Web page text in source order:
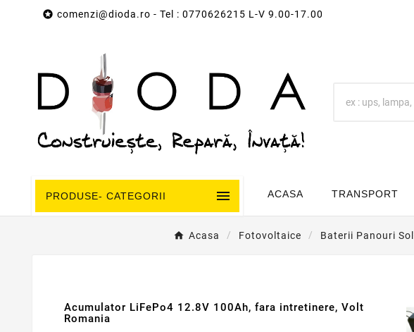
 comenzi@dioda.ro - Tel : 0770626215 L-V 9.00-17.00
PRODUSE- CATEGORII  ACASA TRANSPORT
Acasa Fotovoltaice Baterii Panouri
Nou La Reducere!
Acumulator LiFePo4 12.8V 100Ah, fara intretinere, Volt
Romania